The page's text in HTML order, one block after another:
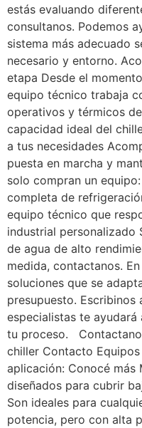
estás evaluando
consultanos. Podemos
sistema más adecuado
necesario y entorno.
etapa Desde el
equipo técnico trabaja
operativos y térmicos
capacidad ideal del
a tus necesidades
puesta en marcha y
solo compran un
completa de
equipo técnico que
industrial personalizado
de agua de alto
medida, contactanos.
soluciones que se
presupuesto. Escribinos
especialistas te
tu proceso.
chiller Contacto
aplicación: Conocé más
diseñados para cubrir
Son ideales para
potencia, pero con alta